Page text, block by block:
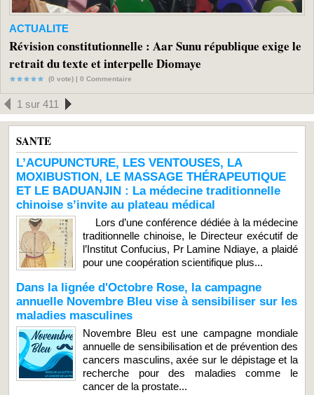
ACTUALITE
Révision constitutionnelle : Aar Sunu république exige le
retrait du texte et interpelle Diomaye
(0 vote) | 0 Commentaire
1 sur 411
SANTE
L’ACUPUNCTURE, LES VENTOUSES, LA
MOXIBUSTION, LE MASSAGE THÉRAPEUTIQUE
ET LE BADUANJIN : La médecine traditionnelle
chinoise s’invite au plateau médical
Lors d’une conférence dédiée à la médecine
traditionnelle chinoise, le Directeur exécutif de
l’Institut Confucius, Pr Lamine Ndiaye, a plaidé
pour une coopération scientifique plus...
Dans la lignée d'Octobre Rose, la campagne
annuelle Novembre Bleu vise à sensibiliser sur les
maladies masculines
Novembre Bleu est une campagne mondiale
annuelle de sensibilisation et de prévention des
cancers masculins, axée sur le dépistage et la
recherche pour des maladies comme le
cancer de la prostate...